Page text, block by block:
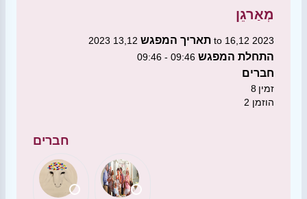
מְאַרגֵן
תאריך המפגש 13,12 2023 to 16,12 2023
התחלת המפגש 09:46 - 09:46
חברים
8 זמין
2 הוזמן
חברים